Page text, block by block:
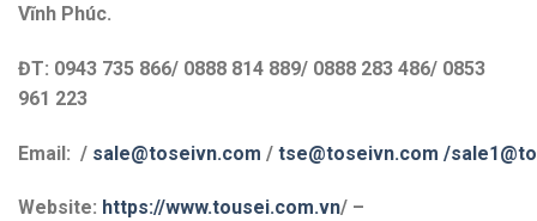
Vĩnh Phúc.
ĐT: 0943 735 866/ 0888 814 889/ 0888 283 486/ 0853
961 223
Email: / sale@toseivn.com / tse@toseivn.com /
Website: https://www.tousei.com.vn/ –